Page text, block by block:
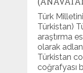
Türk
Türkistan)
araştırma
olarak
Türkistan
coğrafyası